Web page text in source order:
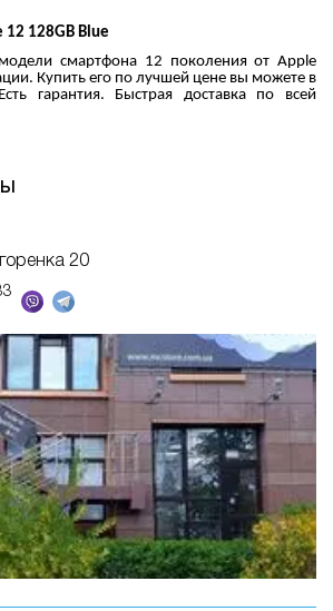
12 128GB Blue
смартфона 12 поколения от Apple
Купить его по лучшей цене вы можете в
гарантия. Быстрая доставка по всей
20